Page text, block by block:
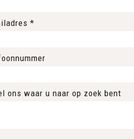
*
ons waar u naar op zoek bent